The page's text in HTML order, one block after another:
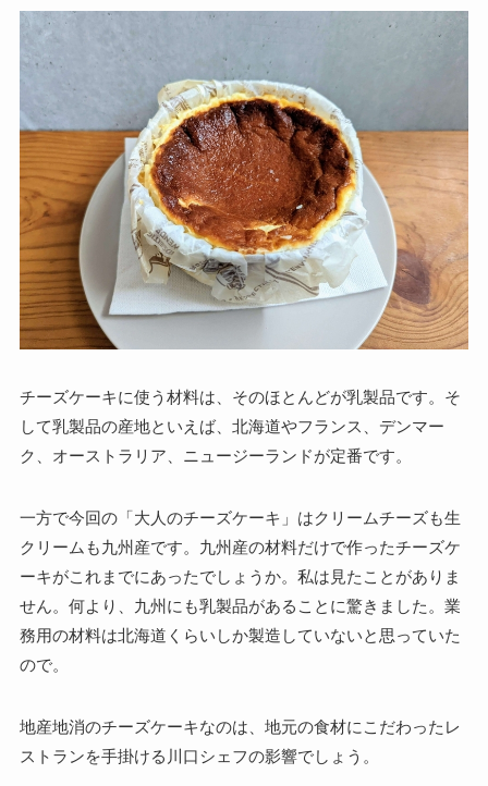
チーズケーキに使う材料は、そのほとんどが乳製品です。そ
して乳製品の産地といえば、北海道やフランス、デンマー
ク、オーストラリア、ニュージーランドが定番です。
一方で今回の「大人のチーズケーキ」はクリームチーズも生
クリームも九州産です。九州産の材料だけで作ったチーズケ
ーキがこれまでにあったでしょうか。私は見たことがありま
せん。何より、九州にも乳製品があることに驚きました。業
務用の材料は北海道くらいしか製造していないと思っていた
ので。
地産地消のチーズケーキなのは、地元の食材にこだわったレ
ストランを手掛ける川口シェフの影響でしょう。